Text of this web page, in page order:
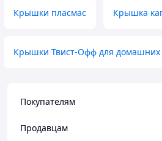
Крышки пласмас Крышка
Крышки Твист-Офф для домашних
Покупателям
Продавцам